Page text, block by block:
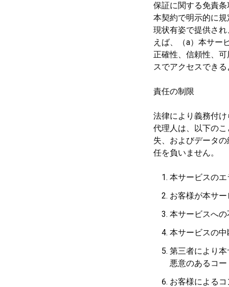
保証に関する免責条
本契約で明示的に
現状有姿で提供さ
えば、（a）本サー
正確性、信頼性、
スでアクセスでき
責任の制限
法律により義務付
代理人は、以下の
失、およびデータ
任を負いません。
本サービスの
お客様が本サ
本サービスへ
本サービスの
第三者により
悪意のあるコー
お客様による